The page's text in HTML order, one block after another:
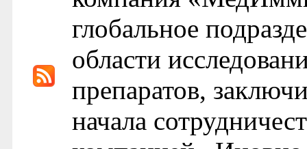
глобальное
области
препаратов,
начала